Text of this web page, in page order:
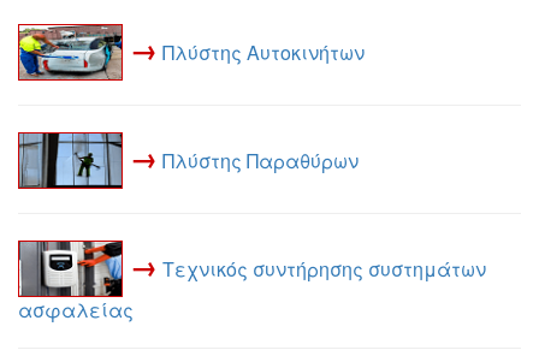
→ Πλύστης Αυτοκινήτων
→ Πλύστης Παραθύρων
→ Τεχνικός συντήρησης συστημάτων
ασφαλείας